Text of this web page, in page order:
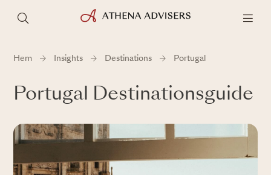
Hem Insights Destinations Portugal
Portugal Destinationsguide